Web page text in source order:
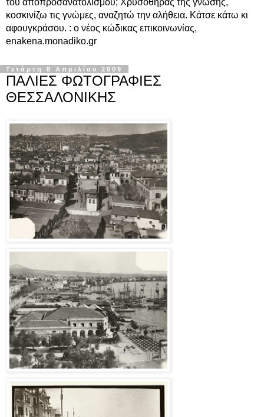
του αποπροσανατολισμού; Χρυσοθήρας της γνώσης,
κοσκινίζω τις γνώμες, αναζητώ την αλήθεια. Κάτσε κάτω κι
αφουγκράσου. : ο νέος κώδικας επικοινωνίας,
enakena.monadiko.gr
Τετάρτη 8 Απριλίου 2009
ΠΑΛΙΕΣ ΦΩΤΟΓΡΑΦΙΕΣ
ΘΕΣΣΑΛΟΝΙΚΗΣ